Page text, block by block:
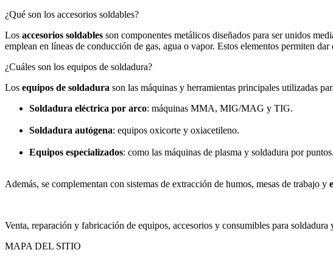
¿Qué son los accesorios soldables?
Los accesorios soldables son componentes metálicos diseñados para ser unidos
emplean en líneas de conducción de gas, agua o vapor. Estos elementos permiten
¿Cuáles son los equipos de soldadura?
Los equipos de soldadura son las máquinas y herramientas principales utilizadas
Soldadura eléctrica por arco: máquinas MMA, MIG/MAG y TIG.
Soldadura autógena: equipos oxicorte y oxiacetileno.
Equipos especializados: como las máquinas de plasma y soldadura por puntos.
Además, se complementan con sistemas de extracción de humos, mesas de trabajo y
Venta, reparación y fabricación de equipos, accesorios y consumibles para soldadura
MAPA DEL SITIO